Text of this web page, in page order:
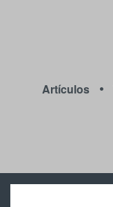
Artículos